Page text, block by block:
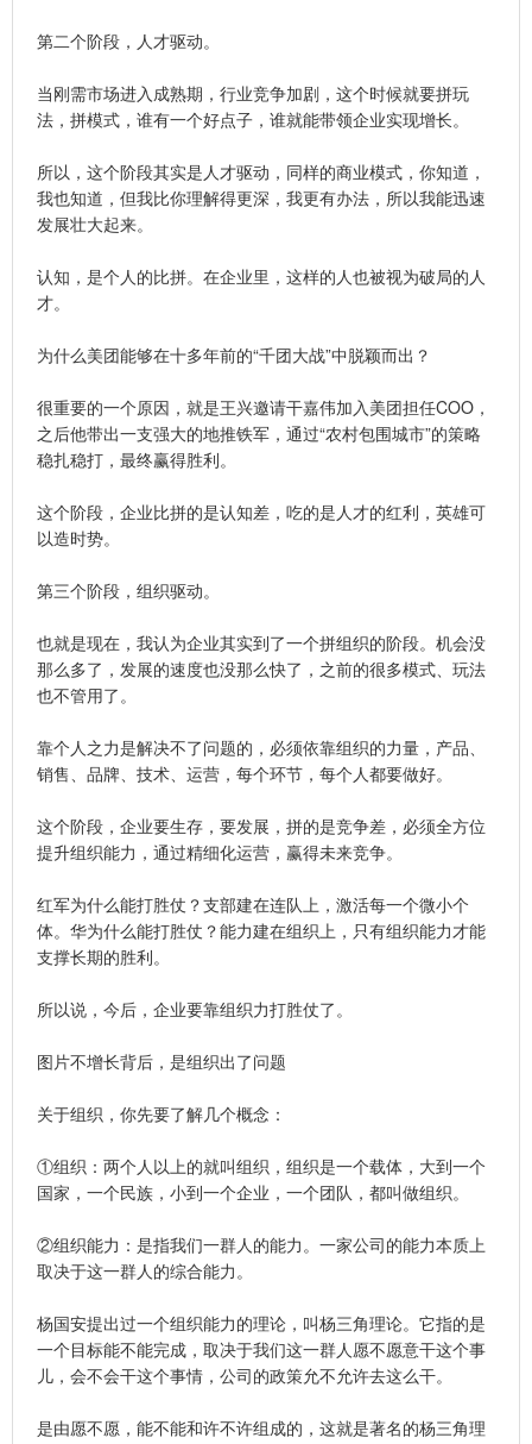
第二个阶段，人才驱动。
当刚需市场进入成熟期，行业竞争加剧，这个时候就要拼玩
法，拼模式，谁有一个好点子，谁就能带领企业实现增长。
所以，这个阶段其实是人才驱动，同样的商业模式，你知道，
我也知道，但我比你理解得更深，我更有办法，所以我能迅速
发展壮大起来。
认知，是个人的比拼。在企业里，这样的人也被视为破局的人
才。
为什么美团能够在十多年前的“千团大战”中脱颖而出？
很重要的一个原因，就是王兴邀请干嘉伟加入美团担任COO，
之后他带出一支强大的地推铁军，通过“农村包围城市”的策略
稳扎稳打，最终赢得胜利。
这个阶段，企业比拼的是认知差，吃的是人才的红利，英雄可
以造时势。
第三个阶段，组织驱动。
也就是现在，我认为企业其实到了一个拼组织的阶段。机会没
那么多了，发展的速度也没那么快了，之前的很多模式、玩法
也不管用了。
靠个人之力是解决不了问题的，必须依靠组织的力量，产品、
销售、品牌、技术、运营，每个环节，每个人都要做好。
这个阶段，企业要生存，要发展，拼的是竞争差，必须全方位
提升组织能力，通过精细化运营，赢得未来竞争。
红军为什么能打胜仗？支部建在连队上，激活每一个微小个
体。华为什么能打胜仗？能力建在组织上，只有组织能力才能
支撑长期的胜利。
所以说，今后，企业要靠组织力打胜仗了。
图片不增长背后，是组织出了问题
关于组织，你先要了解几个概念：
①组织：两个人以上的就叫组织，组织是一个载体，大到一个
国家，一个民族，小到一个企业，一个团队，都叫做组织。
②组织能力：是指我们一群人的能力。一家公司的能力本质上
取决于这一群人的综合能力。
杨国安提出过一个组织能力的理论，叫杨三角理论。它指的是
一个目标能不能完成，取决于我们这一群人愿不愿意干这个事
儿，会不会干这个事情，公司的政策允不允许去这么干。
是由愿不愿，能不能和许不许组成的，这就是著名的杨三角理